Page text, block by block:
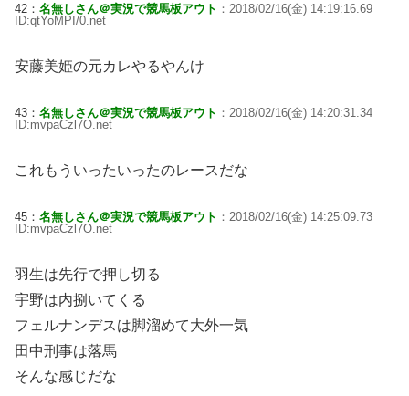
42： 名無しさん＠実況で競馬板アウト ：2018/02/16(金) 14:19:16.69
ID:qtYoMPI/0.net
安藤美姫の元カレやるやんけ
43： 名無しさん＠実況で競馬板アウト ：2018/02/16(金) 14:20:31.34
ID:mvpaCzl7O.net
これもういったいったのレースだな
45： 名無しさん＠実況で競馬板アウト ：2018/02/16(金) 14:25:09.73
ID:mvpaCzl7O.net
羽生は先行で押し切る
宇野は内捌いてくる
フェルナンデスは脚溜めて大外一気
田中刑事は落馬
そんな感じだな